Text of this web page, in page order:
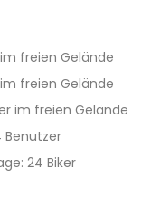
freien Gelände
freien Gelände
im freien Gelände
24 Biker